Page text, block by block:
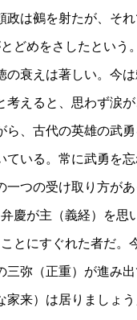
政は鵺を射たが、そ
とどめをさしたとい
の衰えは著しい。今
えると、思わず涙が
、古代の英雄の武
ている。常に武勇を
一つの受け取り方が
弁慶が主（義経）を
とにすぐれた者だ。
三弥（正重）が進み
家来）は居りましょ